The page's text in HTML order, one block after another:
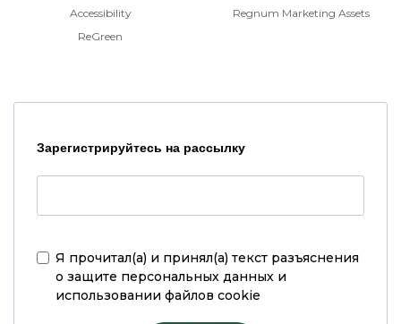
Accessibility
ReGreen
Regnum Marketing Assets
Зарегистрируйтесь на рассылку
Я прочитал(а) и принял(а) текст разъяснения
о защите персональных данных и
использовании файлов cookie